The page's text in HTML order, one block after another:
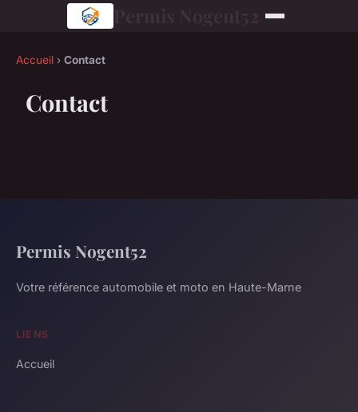
Accueil › Contact
Contact
Permis Nogent52
Votre référence automobile et moto en Haute-Marne
LIENS
Accueil